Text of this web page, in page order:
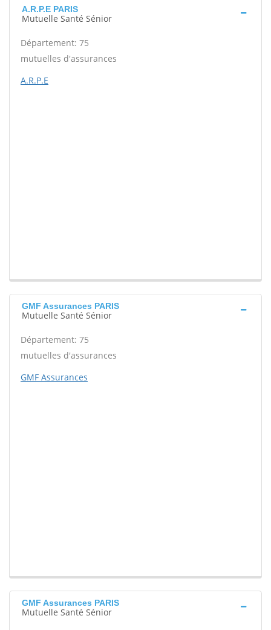
A.R.P.E PARIS
Mutuelle Santé Sénior
Département: 75
mutuelles d'assurances
A.R.P.E
GMF Assurances PARIS
Mutuelle Santé Sénior
Département: 75
mutuelles d'assurances
GMF Assurances
GMF Assurances PARIS
Mutuelle Santé Sénior